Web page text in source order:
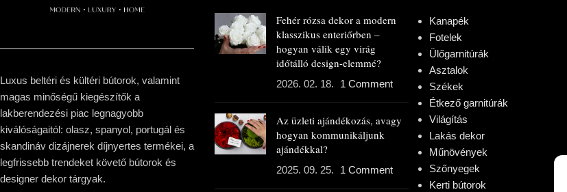
Luxus beltéri és kültéri bútorok, valamint
magas minőségű kiegészítők a
lakberendezési piac legnagyobb
kiválóságaitól: olasz, spanyol, portugál és
skandináv dizájnerek díjnyertes termékei, a
legfrissebb trendeket követő bútorok és
designer dekor tárgyak.
Fehér rózsa dekor a modern
klasszikus enteriőrben –
hogyan válik egy virág
időtálló design-elemmé?
2026. 02. 18. 1 Comment
Az üzleti ajándékozás, avagy
hogyan kommunikáljunk
ajándékkal?
2025. 09. 25. 1 Comment
Kanapék
Fotelek
Ülőgarnitúrák
Asztalok
Székek
Étkező garnitúrák
Világítás
Lakás dekor
Műnövények
Szőnyegek
Kerti bútorok